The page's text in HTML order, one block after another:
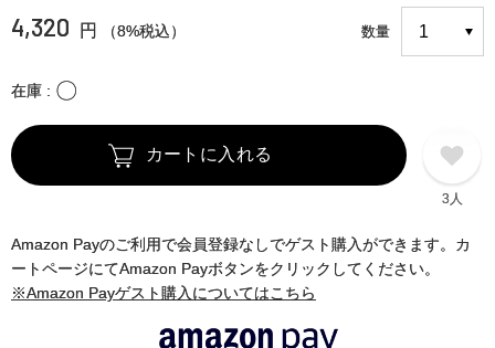
4,320 円 （8%税込） 数量
在庫 〇
カートに入れる
3人
Amazon Payのご利用で会員登録なしでゲスト購入ができます。カ
ートページにてAmazon Payボタンをクリックしてください。
※Amazon Payゲスト購入についてはこちら